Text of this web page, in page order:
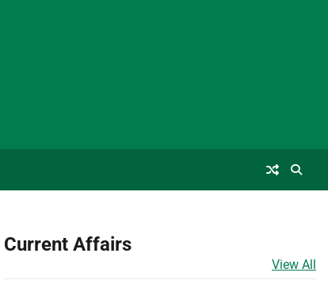
Current Affairs
View All